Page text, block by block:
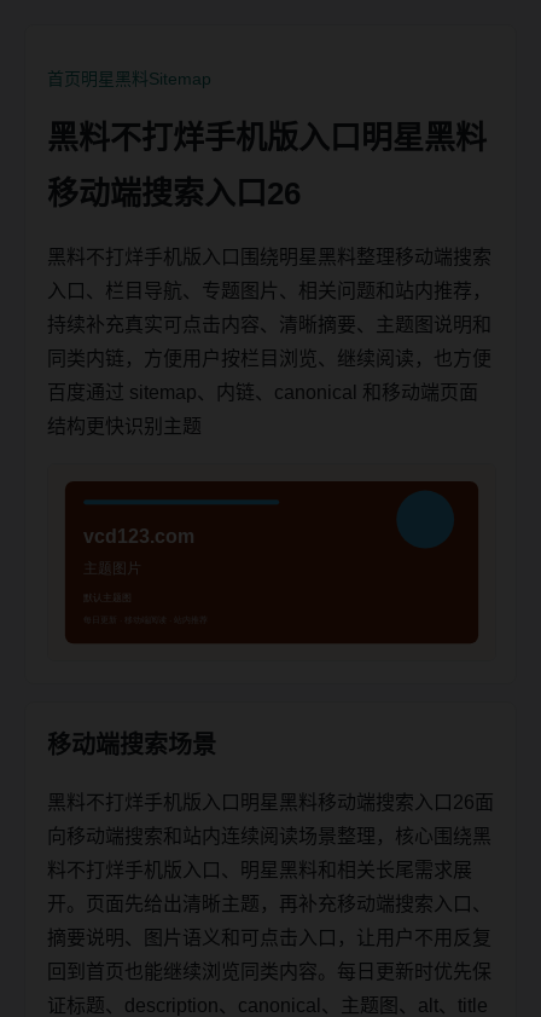
首页明星黑料Sitemap
黑料不打烊手机版入口明星黑料
移动端搜索入口26
黑料不打烊手机版入口围绕明星黑料整理移动端搜索
入口、栏目导航、专题图片、相关问题和站内推荐，
持续补充真实可点击内容、清晰摘要、主题图说明和
同类内链，方便用户按栏目浏览、继续阅读，也方便
百度通过 sitemap、内链、canonical 和移动端页面
结构更快识别主题
移动端搜索场景
黑料不打烊手机版入口明星黑料移动端搜索入口26面
向移动端搜索和站内连续阅读场景整理，核心围绕黑
料不打烊手机版入口、明星黑料和相关长尾需求展
开。页面先给出清晰主题，再补充移动端搜索入口、
摘要说明、图片语义和可点击入口，让用户不用反复
回到首页也能继续浏览同类内容。每日更新时优先保
证标题、description、canonical、主题图、alt、title